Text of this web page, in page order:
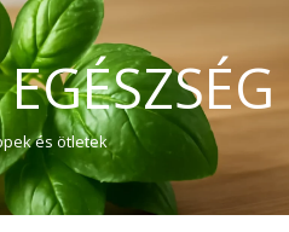
és ötletek